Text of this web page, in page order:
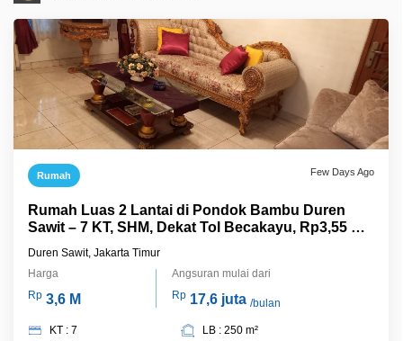
Rumah Few Days Ago
Rumah Luas 2 Lantai di Pondok Bambu Duren
Sawit – 7 KT, SHM, Dekat Tol Becakayu, Rp3,55 M
Duren Sawit, Jakarta Timur
Harga
Rp 3,6 M
Angsuran mulai dari
Rp 17,6 juta /bulan
KT : 7
LB : 250 m²